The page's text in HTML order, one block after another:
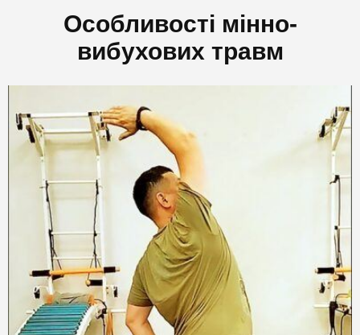
Особливості мінно-
вибухових травм